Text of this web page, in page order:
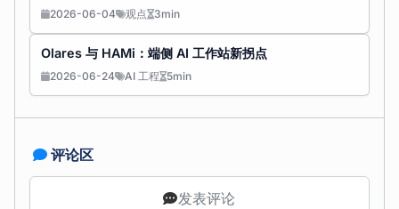
2026-06-04 观点 3min
Olares 与 HAMi：端侧 AI 工作站新拐点
2026-06-24 AI 工程 5min
评论区
发表评论